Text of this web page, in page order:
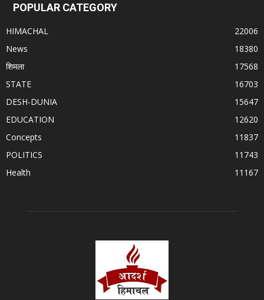
POPULAR CATEGORY
HIMACHAL
22006
News
18380
शिमला
17568
STATE
16703
DESH-DUNIA
15647
EDUCATION
12620
Concepts
11837
POLITICS
11743
Health
11167